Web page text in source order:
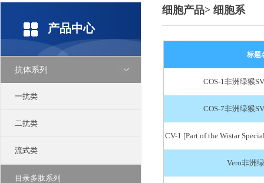
产品中心
抗体系列
一抗类
二抗类
流式类
目录多肽系列
细胞产品> 细胞系
标题
COS-1非洲绿猴
COS-7非洲绿猴
CV-1 [Part of the Wistar
Vero非洲